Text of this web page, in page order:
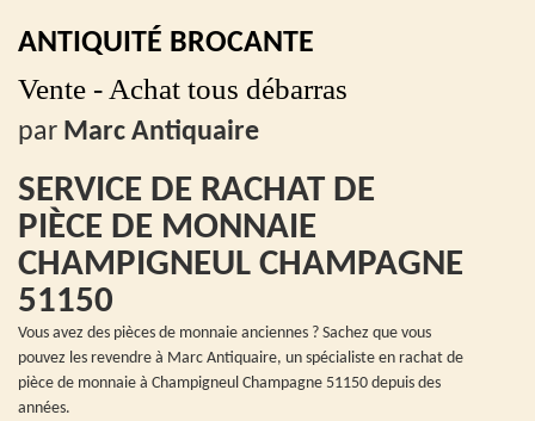
ANTIQUITÉ BROCANTE
Vente - Achat tous débarras
par Marc Antiquaire
SERVICE DE RACHAT DE
PIÈCE DE MONNAIE
CHAMPIGNEUL CHAMPAGNE
51150
Vous avez des pièces de monnaie anciennes ? Sachez que vous
pouvez les revendre à Marc Antiquaire, un spécialiste en rachat de
pièce de monnaie à Champigneul Champagne 51150 depuis des
années.